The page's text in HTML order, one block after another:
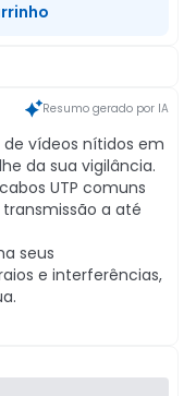
Resumo gerado por IA
vídeos nítidos em
da sua vigilância.
UTP comuns
a até
seus
e interferências,